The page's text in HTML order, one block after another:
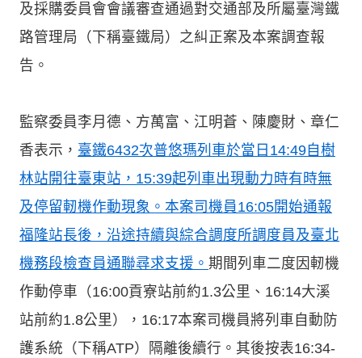
及採購委員會會議審查通過對交通部及所屬臺灣鐵
路管理局（下稱臺鐵局）之糾正案及本案調查報
告。
監察委員李月德、方萬富、江明蒼、陳慶財、章仁
香表示， 臺鐵6432次普悠瑪列車於當日14:49 自樹
林站開往臺東站，15:39起列車出現動力時有時無
及停留軔機作動現象。本案司機員16:05開始通報
福隆站長後，沿途持續與綜合調度所調度員及臺北
機務段檢查員通聯尋求支援。 期間列車二度因軔機
作動停車（16:00貢寮站前約1.3公里、16:14大溪
站前約1.8公里），16:17本案司機員將列車自動防
護系統（下稱ATP）隔離後續行。其後按表16:34-